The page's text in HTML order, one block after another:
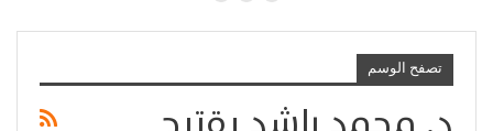
تصفح الوسم